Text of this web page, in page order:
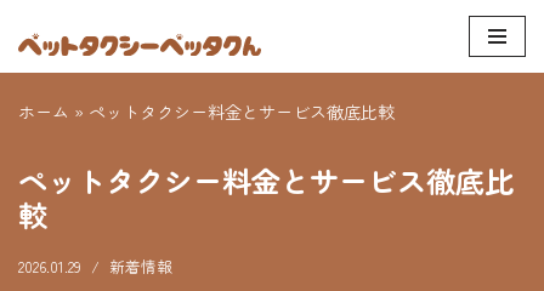
テ
ツ
へ
キ
ホーム » ペットタクシー料金とサービス徹底比較
ペットタクシー料金とサービス徹底比
較
2026.01.29 新着情報